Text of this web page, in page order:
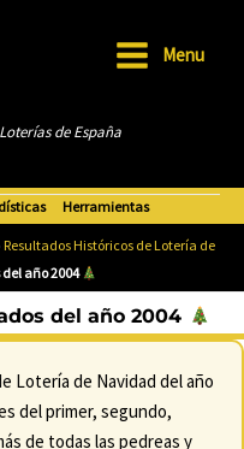
Main
Menu
Menu
de España
Herramientas
Resultados Históricos de Lotería de
año 2004
del año 2004
Lotería de Navidad del año
del primer, segundo,
de todas las pedreas y